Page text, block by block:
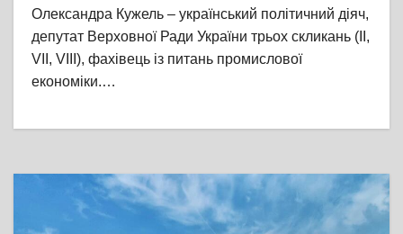
Олександра Кужель – український політичний діяч,
депутат Верховної Ради України трьох скликань (II,
VII, VIII), фахівець із питань промислової
економіки.…